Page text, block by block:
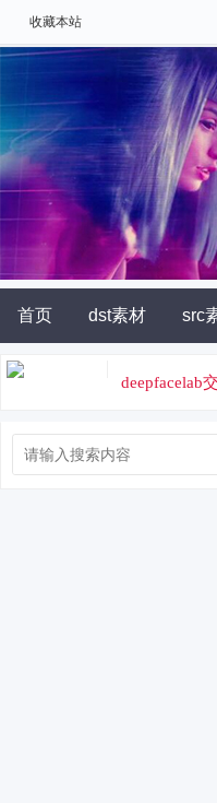
收藏本站
首页 dst素材 src
AI角色扮演
deepfacelab